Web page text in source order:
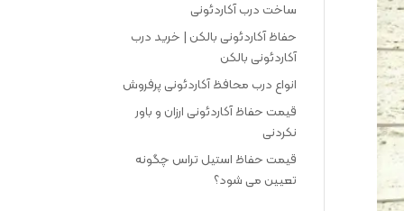
ساخت درب آکاردئونی
حفاظ آکاردئونی بالکن | خرید درب
آکاردئونی بالکن
انواع درب محافظ آکاردئونی پرفروش
قیمت حفاظ آکاردئونی ارزان و باور
نکردنی
قیمت حفاظ استیل تراس چگونه
تعیین می شود؟